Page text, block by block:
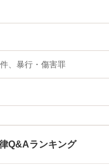
、暴行・傷害罪
Q&Aランキング